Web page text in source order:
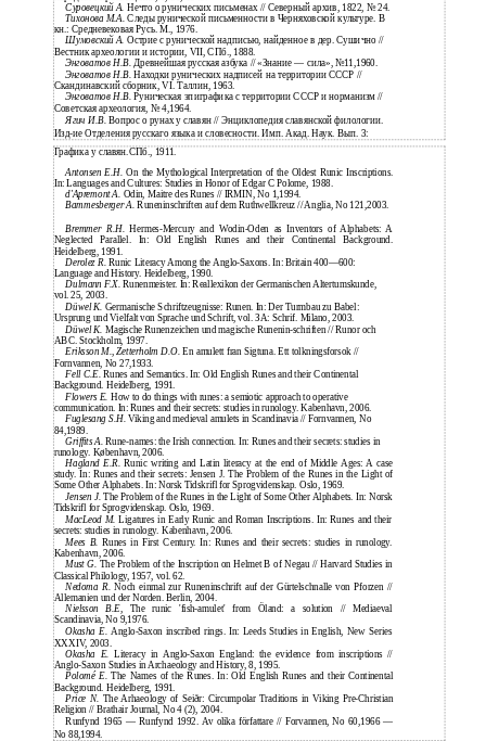
Суровецкий А. Нечто о рунических письменах // Северный архив, 1822, № 24.
Тихонова М.А.Следы рунической письменности в Черняховской культуре. В
кн.: Средневековая Русь. М., 1976.
Шумовский А. Острие с рунической надписью, найденное в дер. Сушично //
Вестник археологии и истории, VII, СПб., 1888.
Энговатов Н.В.Древнейшая русская азбука // «Знание — сила», №11,1960.
Энговатов Н.В.Находки рунических надписей на территории СССР //
Скандинавский сборник, VI. Таллин, 1963.
Энговатов Н.В.Руническая эпиграфика с территории СССР и норманизм //
Советская археология, № 4,1964.
Ягич И.В.Вопрос о рунах у славян // Энциклопедия славянской филологии.
Изд-ие Отделения русскаго языка и словесности. Имп. Акад. Наук. Вып. 3:
Графика у славян.СПб., 1911.
Antonsen E.H.On the Mythological Interpretation of the Oldest Runic Inscriptions.
In: Languages and Cultures: Studies in Honor of Edgar С Polome, 1988.
d'Apremont A. Odin, Maitre des Runes // IRMIN, No 1,1994.
Bammesberger A.Runeninschriften auf dem Ruthwellkreuz // Anglia, No 121,2003.
Bremmer R.H.Hermes-Mercury and Wodin-Oden as Inventors of Alphabets: A
Neglected Parallel. In: Old English Runes and their Continental Background.
Heidelberg, 1991.
Derolez R.Runic Literacy Among the Anglo-Saxons. In: Britain 400—600:
Language and History. Heidelberg, 1990.
Dulmann F.X. Runenmeister. In: Reallexikon der Germanischen Altertumskunde,
vol. 25, 2003.
Düwel K. Germanische Schriftzeugnisse: Runen. In: Der Turmbau zu Babel:
Ursprung und Vielfalt von Sprache und Schrift, vol. ЗА: Schrif. Milano, 2003.
Düwel K. Magische Runenzeichen und magische Runenin-schriften // Runor och
ABC. Stockholm, 1997.
Eriksson M., Zetterholm D.O.En amulett fran Sigtuna. Ett tolkningsforsok //
Fornvannen, No 27,1933.
Fell C.E.Runes and Semantics. In: Old English Runes and their Continental
Background. Heidelberg, 1991.
Flowers E. How to do things with runes: a semiotic approach to operative
communication. In: Runes and their secrets: studies in runology. Kabenhavn, 2006.
Fuglesang S.H. Viking and medieval amulets in Scandinavia // Fornvannen, No
84,1989.
Griffits A.Rune-names: the Irish connection. In: Runes and their secrets: studies in
runology. København, 2006.
Hagland E.R.Runic writing and Latin literacy at the end of Middle Ages: A case
study. In: Runes and their secrets: Jensen J. The Problem of the Runes in the Light of
Some Other Alphabets. In: Norsk Tidskrifl for Sprogvidenskap. Oslo, 1969.
Jensen J.The Problem of the Runes in the Light of Some Other Alphabets. In: Norsk
Tidskrifl for Sprogvidenskap. Oslo, 1969.
MacLeod M.Ligatures in Early Runic and Roman Inscriptions. In: Runes and their
secrets: studies in runology. Kabenhavn, 2006.
Mees B.Runes in First Century. In: Runes and their secrets: studies in runology.
Kabenhavn, 2006.
Must G. The Problem of the Inscription on Helmet В of Negau // Harvard Studies in
Classical Philology, 1957, vol. 62.
Nedoma R.Noch einmal zur Runeninschrift auf der Gürtelschnalle von Pforzen //
Allemanien und der Norden. Berlin, 2004.
Nielsson B.E, The runic 'fish-amulet' from Öland: a solution // Mediaeval
Scandinavia, No 9,1976.
Okasha E.Anglo-Saxon inscribed rings. In: Leeds Studies in English, New Series
XXXIV, 2003.
Okasha E.Literacy in Anglo-Saxon England: the evidence from inscriptions //
Anglo-Saxon Studies in Archaeology and History, 8, 1995.
Polomé E.The Names of the Runes. In: Old English Runes and their Continental
Background. Heidelberg, 1991.
Price N. The Arhaeology of Seiðr: Circumpolar Traditions in Viking Pre-Christian
Religion // Brathair Journal, No 4 (2), 2004.
Runfynd 1965 — Runfynd 1992. Av olika författare // Forvannen, No 60,1966 —
No 88,1994.